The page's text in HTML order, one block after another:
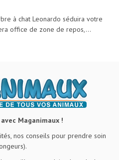
à chat Leonardo séduira votre
office de zone de repos,...
Maganimaux !
nos conseils pour prendre soin